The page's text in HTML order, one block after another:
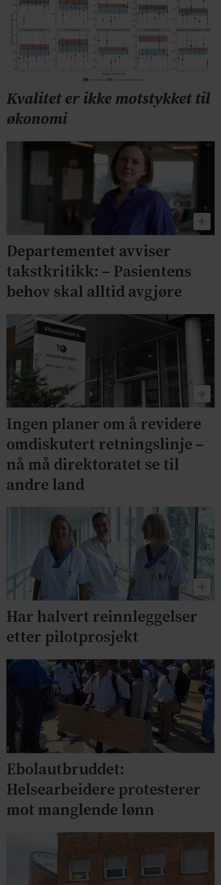
Kvalitet er ikke motstykket til
økonomi
Departementet avviser
takstkritikk: – Pasientens
behov skal alltid avgjøre
Ingen planer om å revidere
omdiskutert retningslinje –
nå må direktoratet se til
andre land
Har halvert reinnleggelser
etter pilotprosjekt
Ebolautbruddet:
Helsearbeidere protesterer
mot manglende lønn